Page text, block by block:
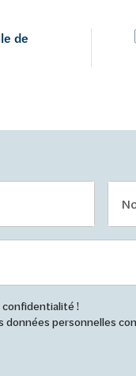
de
confidentialité !
données personnelles